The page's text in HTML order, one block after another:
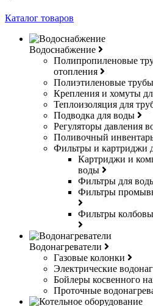
Каталог товаров
Водоснабжение
Полипропиленовые
отопления
Полиэтиленовые
Крепления и хомуты
Теплоизоляция для
Подводка для воды
Регуляторы давления
Поливочный
Фильтры и картриджи
Картриджи и
воды
Фильтры для
Фильтры
Фильтры
Водонагреватели
Газовые колонки
Электрические
Бойлеры косвенного
Проточные